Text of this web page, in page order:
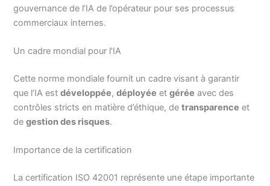
gouvernance de l’IA de l’opérateur pour ses processus
commerciaux internes.
Un cadre mondial pour l’IA
Cette norme mondiale fournit un cadre visant à garantir
que l’IA estdéveloppée,déployée etgérée avec des
contrôles stricts en matière d’éthique, detransparence et
degestion des risques.
Importance de la certification
La certification ISO 42001 représente une étape importante